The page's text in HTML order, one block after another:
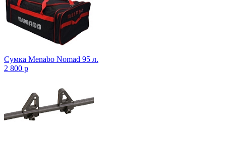
Сумка Menabo Nomad 95 л.
2 800 p